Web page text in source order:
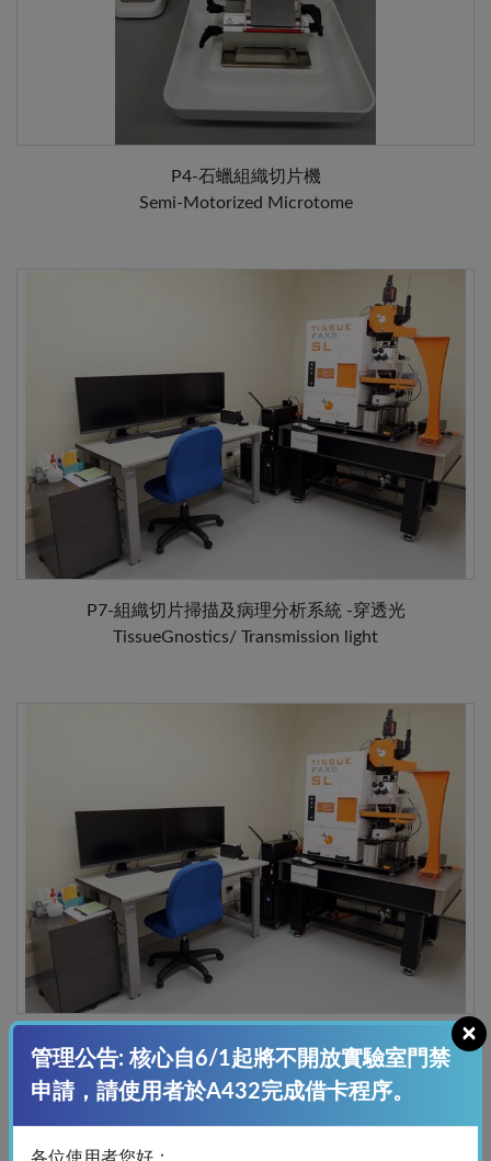
P4-石蠟組織切片機
Semi‐Motorized Microtome
P7-組織切片掃描及病理分析系統 -穿透光
TissueGnostics/ Transmission light
P8-組織切片掃描及病理分析系統 -螢光
TissueGnostics/ Fluorescence
管理公告: 核心自6/1起將不開放實驗室門禁
申請，請使用者於A432完成借卡程序。
×